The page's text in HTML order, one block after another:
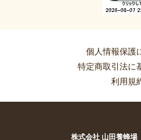
個人情報保護
特定商取引法に
利用規
株式会社 山田養蜂場